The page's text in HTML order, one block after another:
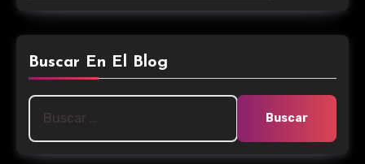
Buscar En El Blog
Buscar: